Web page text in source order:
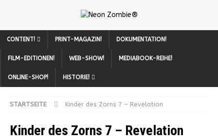
CONTENT! PRINT-MAGAZIN! DOKUMENTATION!
FILM-EDITIONEN! WEB-SHOW! MEDIABOOK-REIHE!
ONLINE-SHOP! HISTORIE!
STARTSEITE Kinder des Zorns 7 – Revelation
Kinder des Zorns 7 – Revelation